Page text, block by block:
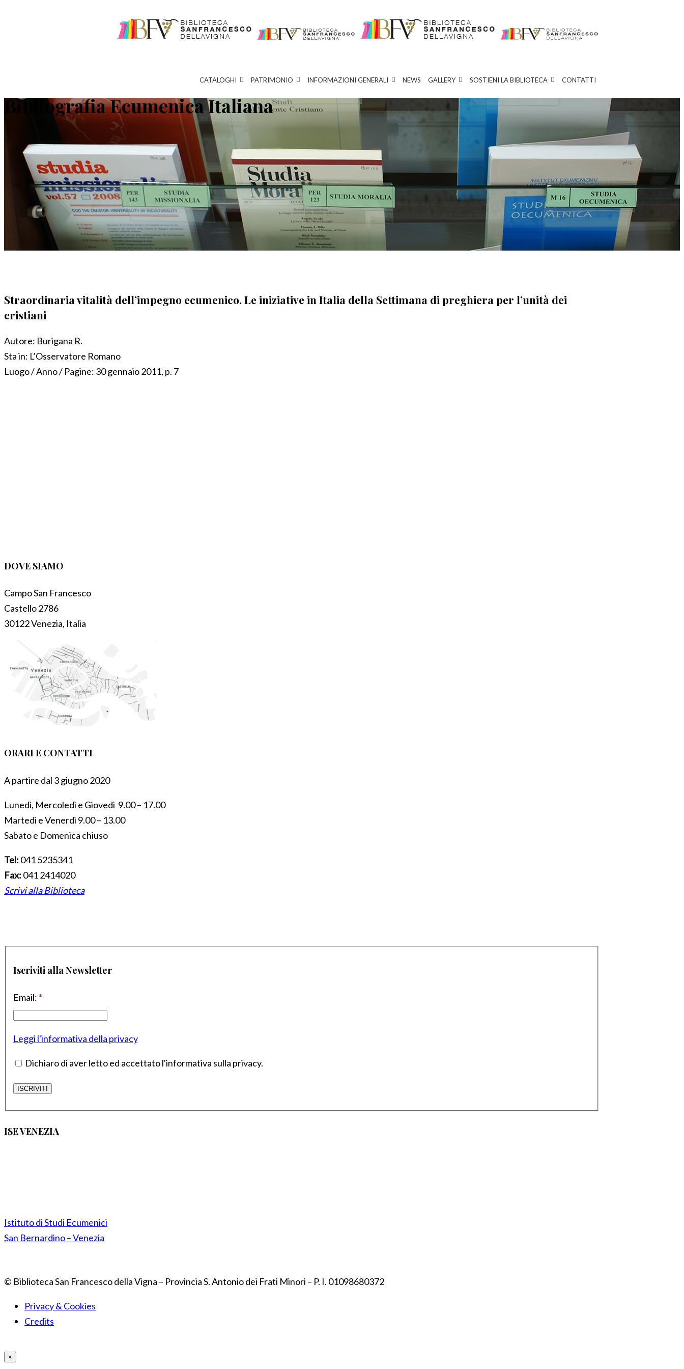
CATALOGHI PATRIMONIO INFORMAZIONI GENERALI NEWS GALLERY SOSTIENI LA BIBLIOTECA CONTATTI
Bibliografia Ecumenica Italiana
Straordinaria vitalità dell’impegno ecumenico. Le iniziative in Italia della Settimana di preghiera per l’unità dei
cristiani
Autore: Burigana R.
Sta in: L’Osservatore Romano
Luogo / Anno / Pagine: 30 gennaio 2011, p. 7
DOVE SIAMO
Campo San Francesco
Castello 2786
30122 Venezia, Italia
ORARI E CONTATTI
A partire dal 3 giugno 2020
Lunedì, Mercoledì e Giovedì 9.00 – 17.00
Martedì e Venerdì 9.00 – 13.00
Sabato e Domenica chiuso
Tel: 041 5235341
Fax: 041 2414020
Scrivi alla Biblioteca
Iscriviti alla Newsletter
Email: *
Leggi l'informativa della privacy
Dichiaro di aver letto ed accettato l'informativa sulla privacy.
ISE VENEZIA
Istituto di Studi Ecumenici
San Bernardino – Venezia
© Biblioteca San Francesco della Vigna – Provincia S. Antonio dei Frati Minori – P. I. 01098680372
Privacy & Cookies
Credits
×